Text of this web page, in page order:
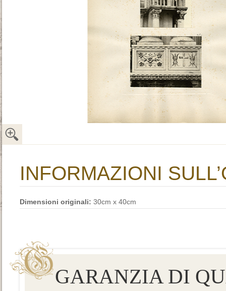
INFORMAZIONI
Dimensioni originali: 30cm x 40cm
GARANZIA DI